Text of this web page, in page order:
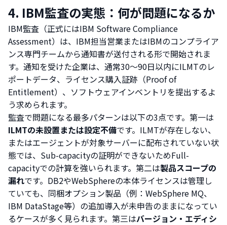
4. IBM監査の実態：何が問題になるか
IBM監査（正式にはIBM Software Compliance
Assessment）は、IBM担当営業またはIBMのコンプライア
ンス専門チームから通知書が送付される形で開始されま
す。通知を受けた企業は、通常30〜90日以内にILMTのレ
ポートデータ、ライセンス購入証跡（Proof of
Entitlement）、ソフトウェアインベントリを提出するよ
う求められます。
監査で問題になる最多パターンは以下の3点です。第一は
ILMTの未設置または設定不備です。ILMTが存在しない、
またはエージェントが対象サーバーに配布されていない状
態では、Sub-capacityの証明ができないためFull-
capacityでの計算を強いられます。第二は製品スコープの
漏れです。DB2やWebSphereの本体ライセンスは管理し
ていても、同梱オプション製品（例：WebSphere MQ、
IBM DataStage等）の追加導入が未申告のままになってい
るケースが多く見られます。第三はバージョン・エディシ